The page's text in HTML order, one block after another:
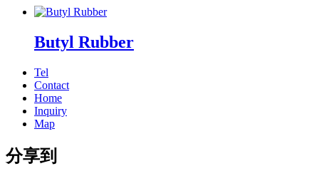
Butyl Rubber
Tel
Contact
Home
Inquiry
Map
分享到